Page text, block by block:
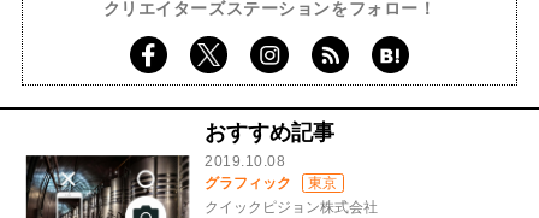
クリエイターズステーションをフォロー！
おすすめ記事
2019.10.08
グラフィック
東京
クイックピジョン株式会社